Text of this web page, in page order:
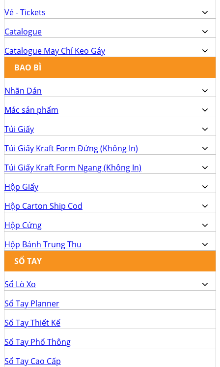
Vé - Tickets
Catalogue
Catalogue May Chỉ Keo Gáy
BAO BÌ
Nhãn Dán
Mác sản phẩm
Túi Giấy
Túi Giấy Kraft Form Đứng (Không In)
Túi Giấy Kraft Form Ngang (Không In)
Hộp Giấy
Hộp Carton Ship Cod
Hộp Cứng
Hộp Bánh Trung Thu
SỔ TAY
Sổ Lò Xo
Sổ Tay Planner
Sổ Tay Thiết Kế
Sổ Tay Phổ Thông
Sổ Tay Cao Cấp